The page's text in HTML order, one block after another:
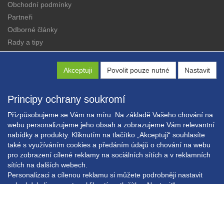
Akceptuji Povolit pouze nutné Nastavit
Principy ochrany soukromí
Přizpůsobujeme se Vám na míru. Na základě Vašeho chování na
webu personalizujeme jeho obsah a zobrazujeme Vám relevantní
nabídky a produkty. Kliknutím na tlačítko „Akceptuji“ souhlasíte
také s využíváním cookies a předáním údajů o chování na webu
pro zobrazení cílené reklamy na sociálních sítích a v reklamních
sítích na dalších webech.
Personalizaci a cílenou reklamu si můžete podrobněji nastavit
nebo kdykoli vypnout po kliknutí na tlačítko „Nastavit“.
Obchodní podmínky
Partneři
Odborné články
Rady a tipy
Copyright © EXPRESS ALARM Czech s.r.o.
Powered byABRA E-shop